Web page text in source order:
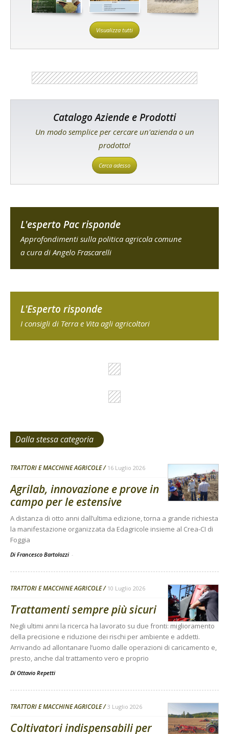
Visualizza tutti
Catalogo Aziende e Prodotti
Un modo semplice per cercare un'azienda o un
prodotto!
Cerca adesso
L'esperto Pac risponde
Approfondimenti sulla politica agricola comune
a cura di Angelo Frascarelli
L'Esperto risponde
I consigli di Terra e Vita agli agricoltori
Dalla stessa categoria
TRATTORI E MACCHINE AGRICOLE 16 Luglio 2026
Agrilab, innovazione e prove in
campo per le estensive
A distanza di otto anni dall’ultima edizione, torna a grande richiesta
la manifestazione organizzata da Edagricole insieme al Crea-CI di
Foggia
Di Francesco Bartolozzi -
TRATTORI E MACCHINE AGRICOLE 10 Luglio 2026
Trattamenti sempre più sicuri
Negli ultimi anni la ricerca ha lavorato su due fronti: miglioramento
della precisione e riduzione dei rischi per ambiente e addetti.
Arrivando ad allontanare l’uomo dalle operazioni di caricamento e,
presto, anche dal trattamento vero e proprio
Di Ottavio Repetti
TRATTORI E MACCHINE AGRICOLE 3 Luglio 2026
Coltivatori indispensabili per